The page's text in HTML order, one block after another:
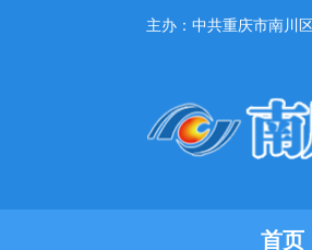
主办：中共重庆市南川
首页